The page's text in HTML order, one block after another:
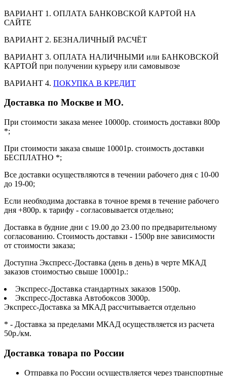
ВАРИАНТ 1. ОПЛАТА БАНКОВСКОЙ КАРТОЙ НА
САЙТЕ
ВАРИАНТ 2. БЕЗНАЛИЧНЫЙ РАСЧЁТ
ВАРИАНТ 3. ОПЛАТА НАЛИЧНЫМИ или БАНКОВСКОЙ
КАРТОЙ при получении курьеру или самовывозе
ВАРИАНТ 4. ПОКУПКА В КРЕДИТ
Доставка по Москве и МО.
При стоимости заказа менее 10000р. стоимость доставки 800р
*;
При стоимости заказа свыше 10001р. стоимость доставки
БЕСПЛАТНО *;
Все доставки осуществляются в течении рабочего дня с 10-00
до 19-00;
Если необходима доставка в точное время в течение рабочего
дня +800р. к тарифу - согласовывается отдельно;
Доставка в будние дни с 19.00 до 23.00 по предварительному
согласованию. Стоимость доставки - 1500р вне зависимости
от стоимости заказа;
Доступна Экспресс-Доставка (день в день) в черте МКАД
заказов стоимостью свыше 10001р.:
Экспресс-Доставка стандартных заказов 1500р.
Экспресс-Доставка Автобоксов 3000р.
Экспресс-Доставка за МКАД рассчитывается отдельно
* - Доставка за пределами МКАД осуществляется из расчета
50р./км.
Доставка товара по России
Отправка по России осуществляется через транспортные